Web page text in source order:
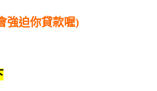
強迫你貸款喔)